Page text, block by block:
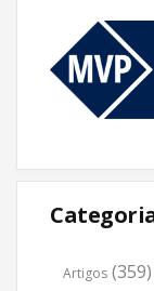
Artigos (359)